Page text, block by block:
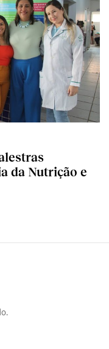
da Nutrição e